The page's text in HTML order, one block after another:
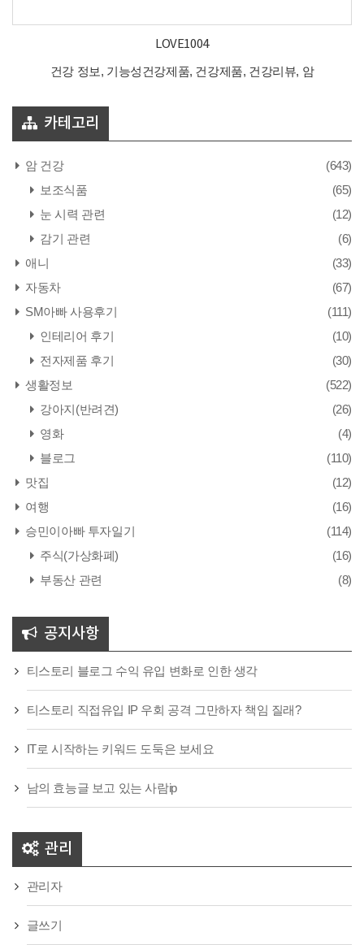
LOVE1004
건강 정보, 기능성건강제품, 건강제품, 건강리뷰, 암
카테고리
암 건강
(643)
보조식품
(65)
눈 시력 관련
(12)
감기 관련
(6)
애니
(33)
자동차
(67)
SM아빠 사용후기
(111)
인테리어 후기
(10)
전자제품 후기
(30)
생활정보
(522)
강아지(반려견)
(26)
영화
(4)
블로그
(110)
맛집
(12)
여행
(16)
승민이아빠 투자일기
(114)
주식(가상화폐)
(16)
부동산 관련
(8)
공지사항
티스토리 블로그 수익 유입 변화로 인한 생각
티스토리 직접유입 IP 우회 공격 그만하자 책임 질래?
IT로 시작하는 키워드 도둑은 보세요
남의 효능글 보고 있는 사람ip
관리
관리자
글쓰기